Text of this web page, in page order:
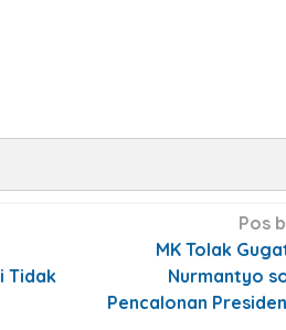
Tidak
Pos
MK Tolak
Nurmantyo
Pencalonan